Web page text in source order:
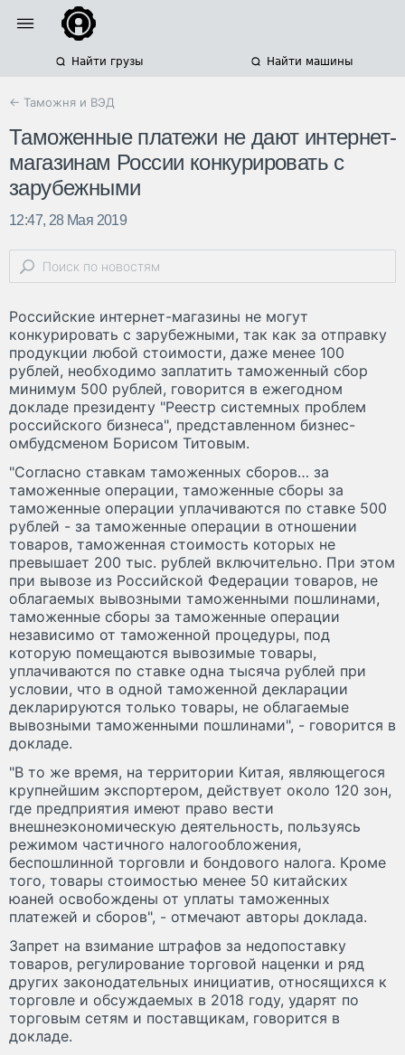
Найти грузы Найти машины
← Таможня и ВЭД
Таможенные платежи не дают интернет-
магазинам России конкурировать с
зарубежными
12:47, 28 Мая 2019
Российские интернет-магазины не могут
конкурировать с зарубежными, так как за отправку
продукции любой стоимости, даже менее 100
рублей, необходимо заплатить таможенный сбор
минимум 500 рублей, говорится в ежегодном
докладе президенту "Реестр системных проблем
российского бизнеса", представленном бизнес-
омбудсменом Борисом Титовым.
"Согласно ставкам таможенных сборов… за
таможенные операции, таможенные сборы за
таможенные операции уплачиваются по ставке 500
рублей - за таможенные операции в отношении
товаров, таможенная стоимость которых не
превышает 200 тыс. рублей включительно. При этом
при вывозе из Российской Федерации товаров, не
облагаемых вывозными таможенными пошлинами,
таможенные сборы за таможенные операции
независимо от таможенной процедуры, под
которую помещаются вывозимые товары,
уплачиваются по ставке одна тысяча рублей при
условии, что в одной таможенной декларации
декларируются только товары, не облагаемые
вывозными таможенными пошлинами", - говорится в
докладе.
"В то же время, на территории Китая, являющегося
крупнейшим экспортером, действует около 120 зон,
где предприятия имеют право вести
внешнеэкономическую деятельность, пользуясь
режимом частичного налогообложения,
беспошлинной торговли и бондового налога. Кроме
того, товары стоимостью менее 50 китайских
юаней освобождены от уплаты таможенных
платежей и сборов", - отмечают авторы доклада.
Запрет на взимание штрафов за недопоставку
товаров, регулирование торговой наценки и ряд
других законодательных инициатив, относящихся к
торговле и обсуждаемых в 2018 году, ударят по
торговым сетям и поставщикам, говорится в
докладе.